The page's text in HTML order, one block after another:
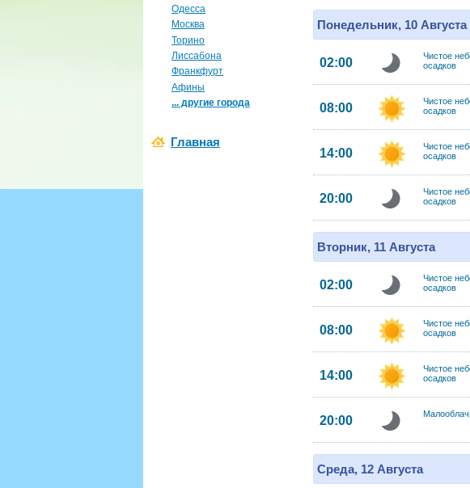
Одесса
Москва
Торино
Лиссабона
Франкфурт
Афины
... другие города
Главная
Понедельник, 10 Августа
02:00
Чистое
осадков
08:00
Чистое
осадков
14:00
Чистое
осадков
20:00
Чистое
осадков
Вторник, 11 Августа
02:00
Чистое
осадков
08:00
Чистое
осадков
14:00
Чистое
осадков
20:00
Среда, 12 Августа